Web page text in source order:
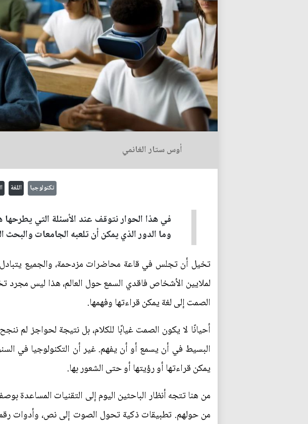
أوس ستار الغانمي
تكنولوجيا اللغة
في هذا الحوار نتوقف عند الأسئلة التي
وما الدور الذي يمكن أن تلعبه الجامعات
تخيل أن تجلس في قاعة محاضرات مزدحمة، والجميع
لملايين الأشخاص فاقدي السمع حول العالم، هذا ليس مجرد
الصمت إلى لغة يمكن قراءتها وفهمها.
أحيانًا لا يكون الصمت غيابًا للكلام، بل نتيجة لحواجز لم
البسيط في أن يسمع أو أن يفهم. غير أن التكنولوجيا في
يمكن قراءتها أو رؤيتها أو حتى الشعور بها.
من هنا تتجه أنظار الباحثين اليوم إلى التقنيات المساعدة
من حولهم. تطبيقات ذكية تحول الصوت إلى نص، وأدوات